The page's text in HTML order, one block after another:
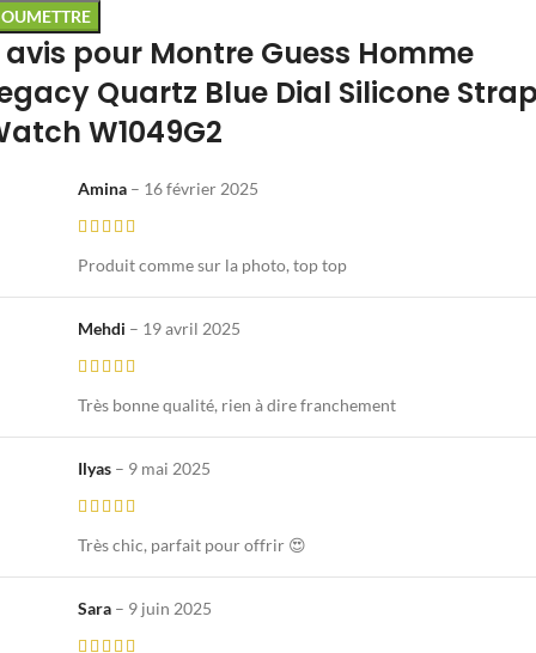
avis pour Montre Guess Homme
Quartz Blue Dial Silicone
W1049G2
Amina – 16 février 2025
Produit comme sur la photo, top top
Mehdi – 19 avril 2025
Très bonne qualité, rien à dire franchement
Ilyas – 9 mai 2025
Très chic, parfait pour offrir 😍
Sara – 9 juin 2025